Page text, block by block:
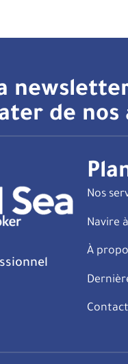
de nos
Nos
Navire
À
Contact